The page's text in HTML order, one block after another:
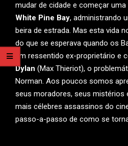
mudar de cidade e começar uma
White Pine Bay, administrando
beira de estrada. Mas esta vida
do que se esperava quando os
um ressentido ex-proprietário e
Dylan (Max Thieriot), o
Norman. Aos poucos somos
seus moradores, seus mistérios
mais célebres assassinos do
passo-a-passo de como se